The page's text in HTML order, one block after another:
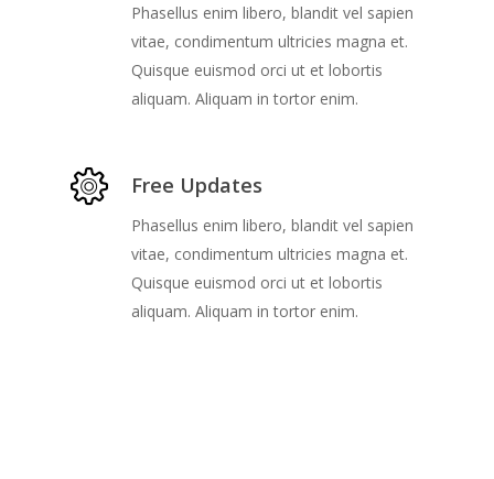
Phasellus enim libero, blandit vel sapien
vitae, condimentum ultricies magna et.
Quisque euismod orci ut et lobortis
aliquam. Aliquam in tortor enim.
Free Updates
Phasellus enim libero, blandit vel sapien
vitae, condimentum ultricies magna et.
Quisque euismod orci ut et lobortis
aliquam. Aliquam in tortor enim.